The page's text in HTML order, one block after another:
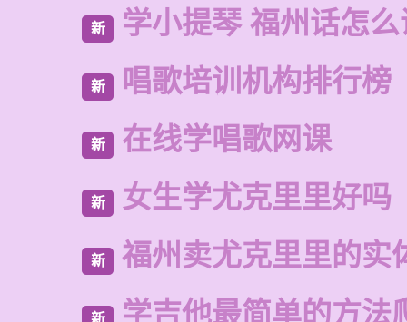
新 学小提琴 福州话怎
新 唱歌培训机构排行榜
新 在线学唱歌网课
新 女生学尤克里里好吗
新 福州卖尤克里里的实
新 学吉他最简单的方法